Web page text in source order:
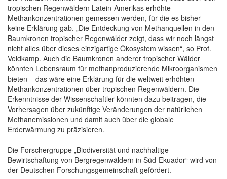
tropischen Regenwäldern Latein-Amerikas erhöhte
Methankonzentrationen gemessen werden, für die es bisher
keine Erklärung gab. „Die Entdeckung von Methanquellen in den
Baumkronen tropischer Regenwälder zeigt, dass wir noch längst
nicht alles über dieses einzigartige Ökosystem wissen“, so Prof.
Veldkamp. Auch die Baumkronen anderer tropischer Wälder
könnten Lebensraum für methanproduzierende Mikroorganismen
bieten – das wäre eine Erklärung für die weltweit erhöhten
Methankonzentrationen über tropischen Regenwäldern. Die
Erkenntnisse der Wissenschaftler könnten dazu beitragen, die
Vorhersagen über zukünftige Veränderungen der natürlichen
Methanemissionen und damit auch über die globale
Erderwärmung zu präzisieren.
Die Forschergruppe „Biodiversität und nachhaltige
Bewirtschaftung von Bergregenwäldern in Süd-Ekuador“ wird von
der Deutschen Forschungsgemeinschaft gefördert.